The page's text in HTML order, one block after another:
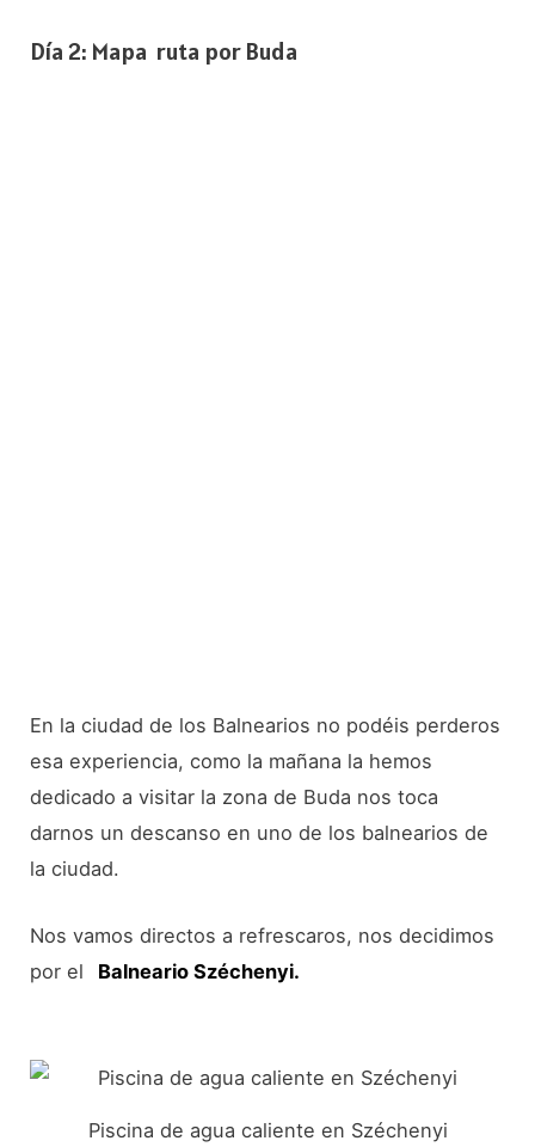
Día 2: Mapa ruta por Buda
En la ciudad de los Balnearios no podéis perderos
esa experiencia, como la mañana la hemos
dedicado a visitar la zona de Buda nos toca
darnos un descanso en uno de los balnearios de
la ciudad.
Nos vamos directos a refrescaros, nos decidimos
por el
Balneario Széchenyi.
Piscina de agua caliente en Széchenyi